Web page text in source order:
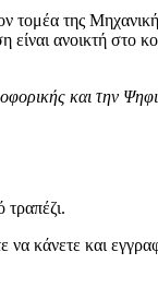
τομέα της
ανοικτή στο
και την
να κάνετε και